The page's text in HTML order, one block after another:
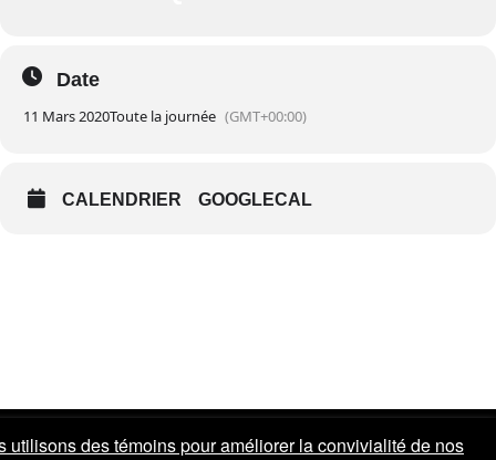
Date
11 Mars 2020Toute la journée (GMT+00:00)
CALENDRIER GOOGLECAL
utilisons des témoins pour améliorer la convivialité de nos